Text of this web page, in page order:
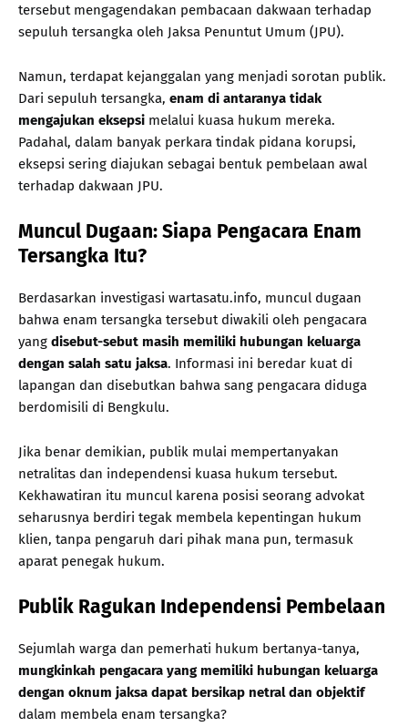
tersebut mengagendakan pembacaan dakwaan terhadap
sepuluh tersangka oleh Jaksa Penuntut Umum (JPU).
Namun, terdapat kejanggalan yang menjadi sorotan publik.
Dari sepuluh tersangka, enam di antaranya tidak
mengajukan eksepsi melalui kuasa hukum mereka.
Padahal, dalam banyak perkara tindak pidana korupsi,
eksepsi sering diajukan sebagai bentuk pembelaan awal
terhadap dakwaan JPU.
Muncul Dugaan: Siapa Pengacara Enam
Tersangka Itu?
Berdasarkan investigasi wartasatu.info, muncul dugaan
bahwa enam tersangka tersebut diwakili oleh pengacara
yang disebut-sebut masih memiliki hubungan keluarga
dengan salah satu jaksa. Informasi ini beredar kuat di
lapangan dan disebutkan bahwa sang pengacara diduga
berdomisili di Bengkulu.
Jika benar demikian, publik mulai mempertanyakan
netralitas dan independensi kuasa hukum tersebut.
Kekhawatiran itu muncul karena posisi seorang advokat
seharusnya berdiri tegak membela kepentingan hukum
klien, tanpa pengaruh dari pihak mana pun, termasuk
aparat penegak hukum.
Publik Ragukan Independensi Pembelaan
Sejumlah warga dan pemerhati hukum bertanya-tanya,
mungkinkah pengacara yang memiliki hubungan keluarga
dengan oknum jaksa dapat bersikap netral dan objektif
dalam membela enam tersangka?